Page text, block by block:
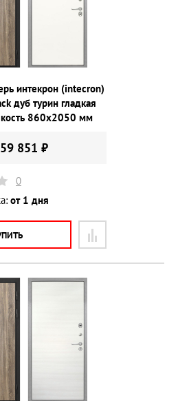
интекрон (intecron)
дуб турин гладкая
860х2050 мм
59 851 ₽
0
от 1 дня